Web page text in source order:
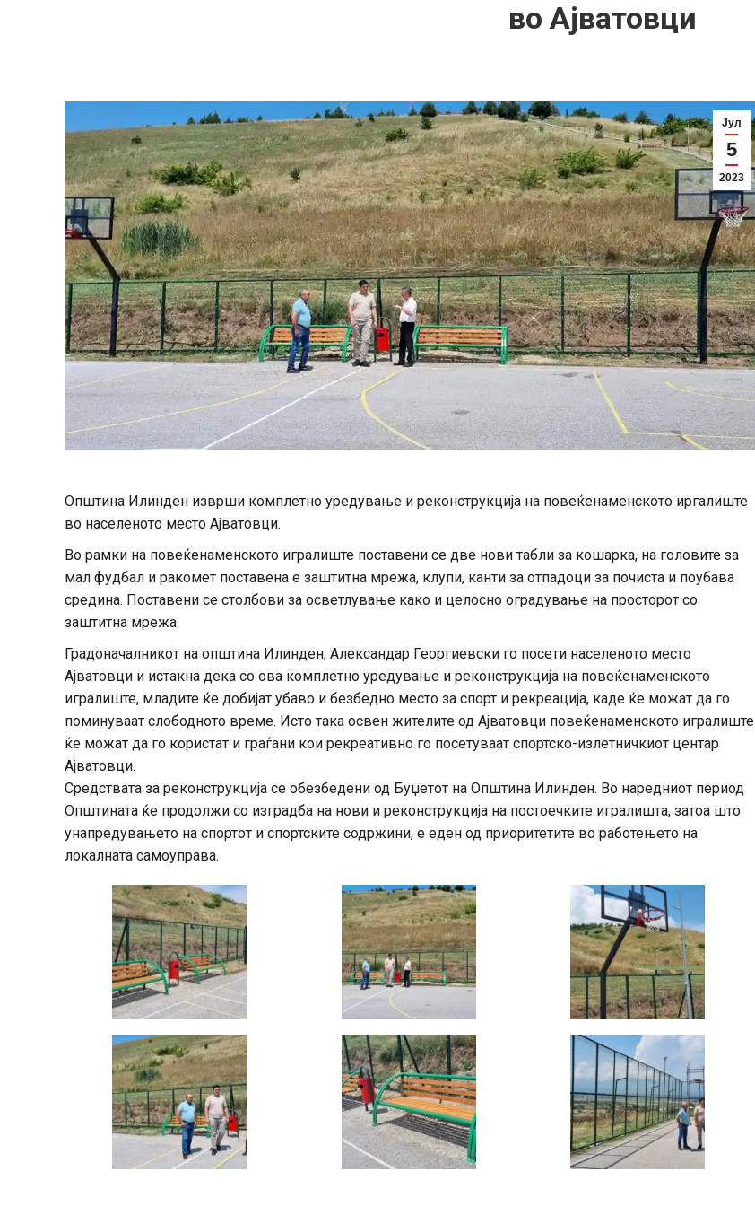
во Ајватовци
Јул
5
2023
Општина Илинден изврши комплетно уредување и реконструкција на повеќенаменското иргалиште
во населеното место Ајватовци.
Во рамки на повеќенаменското игралиште поставени се две нови табли за кошарка, на головите за
мал фудбал и ракомет поставена е заштитна мрежа, клупи, канти за отпадоци за почиста и поубава
средина. Поставени се столбови за осветлување како и целосно оградување на просторот со
заштитна мрежа.
Градоначалникот на општина Илинден, Александар Георгиевски го посети населеното место
Ајватовци и истакна дека со ова комплетно уредување и реконструкција на повеќенаменското
игралиште, младите ќе добијат убаво и безбедно место за спорт и рекреација, каде ќе можат да го
поминуваат слободното време. Исто така освен жителите од Ајватовци повеќенаменското игралиште
ќе можат да го користат и граѓани кои рекреативно го посетуваат спортско-излетничкиот центар
Ајватовци.
Средствата за реконструкција се обезбедени од Буџетот на Општина Илинден. Во наредниот период
Општината ќе продолжи со изградба на нови и реконструкција на постоечките игралишта, затоа што
унапредувањето на спортот и спортските содржини, е еден од приоритетите во работењето на
локалната самоуправа.